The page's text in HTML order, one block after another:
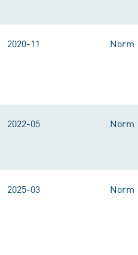
2020-11 Norm
2022-05 Norm
2025-03 Norm